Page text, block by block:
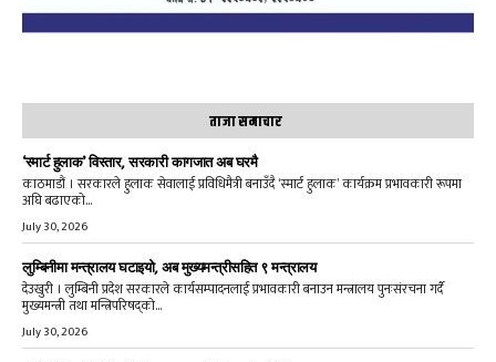
ताजा समाचार
‘स्मार्ट हुलाक’ विस्तार, सरकारी कागजात अब घरमै
काठमाडौं । सरकारले हुलाक सेवालाई प्रविधिमैत्री बनाउँदै ‘स्मार्ट हुलाक’ कार्यक्रम प्रभावकारी रूपमा
अघि बढाएको...
July 30, 2026
लुम्बिनीमा मन्त्रालय घटाइयो, अब मुख्यमन्त्रीसहित ९ मन्त्रालय
देउखुरी । लुम्बिनी प्रदेश सरकारले कार्यसम्पादनलाई प्रभावकारी बनाउन मन्त्रालय पुनःसंरचना गर्दै
मुख्यमन्त्री तथा मन्त्रिपरिषद्को...
July 30, 2026